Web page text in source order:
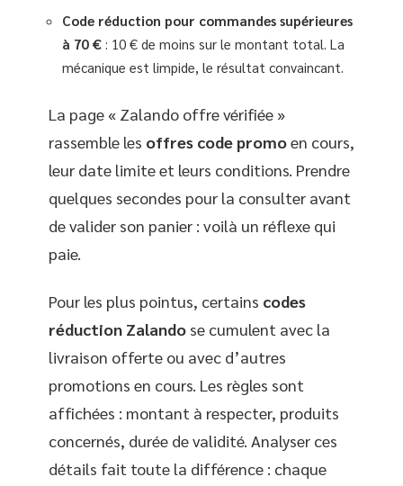
Code réduction pour commandes supérieures
à 70 € : 10 € de moins sur le montant total. La
mécanique est limpide, le résultat convaincant.
La page « Zalando offre vérifiée »
rassemble les offres code promoen cours,
leur date limite et leurs conditions. Prendre
quelques secondes pour la consulter avant
de valider son panier : voilà un réflexe qui
paie.
Pour les plus pointus, certains codes
réduction Zalando se cumulent avec la
livraison offerte ou avec d’autres
promotions en cours. Les règles sont
affichées : montant à respecter, produits
concernés, durée de validité. Analyser ces
détails fait toute la différence : chaque